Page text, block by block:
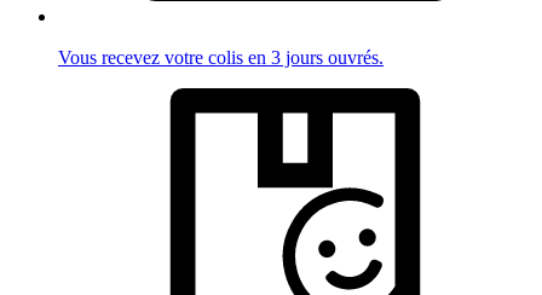
Vous recevez votre colis en 3 jours ouvrés.